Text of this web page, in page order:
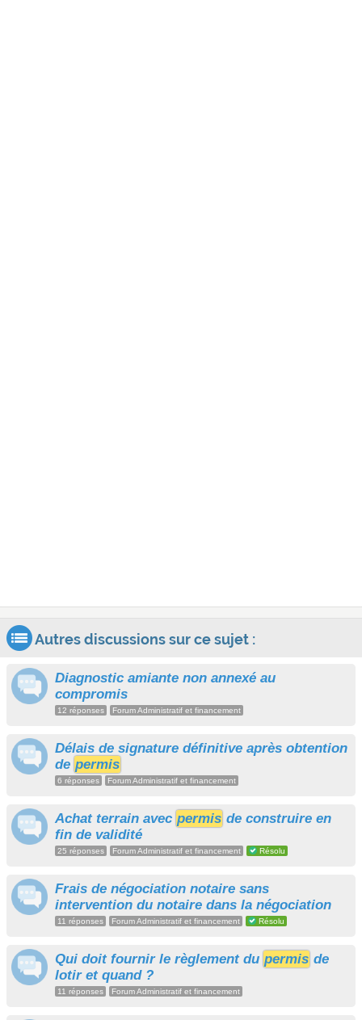
Autres discussions sur ce sujet :
Diagnostic amiante non annexé au
compromis
12 réponses Forum Administratif et financement
Délais de signature définitive après obtention
de permis
6 réponses Forum Administratif et financement
Achat terrain avec permis de construire en
fin de validité
25 réponses Forum Administratif et financement Résolu
Frais de négociation notaire sans
intervention du notaire dans la négociation
11 réponses Forum Administratif et financement Résolu
Qui doit fournir le règlement du permis de
lotir et quand ?
11 réponses Forum Administratif et financement